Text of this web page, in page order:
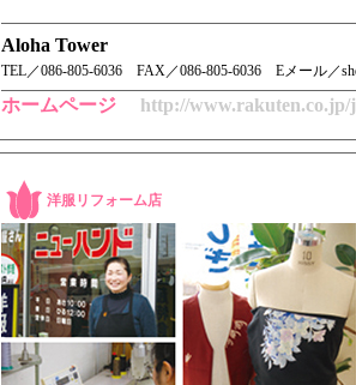
Aloha Tower
TEL／ 086-805-6036 FAX／086-805-6036 Eメール／
ホームページ http://www.rakuten.co.jp/
洋服リフォーム店